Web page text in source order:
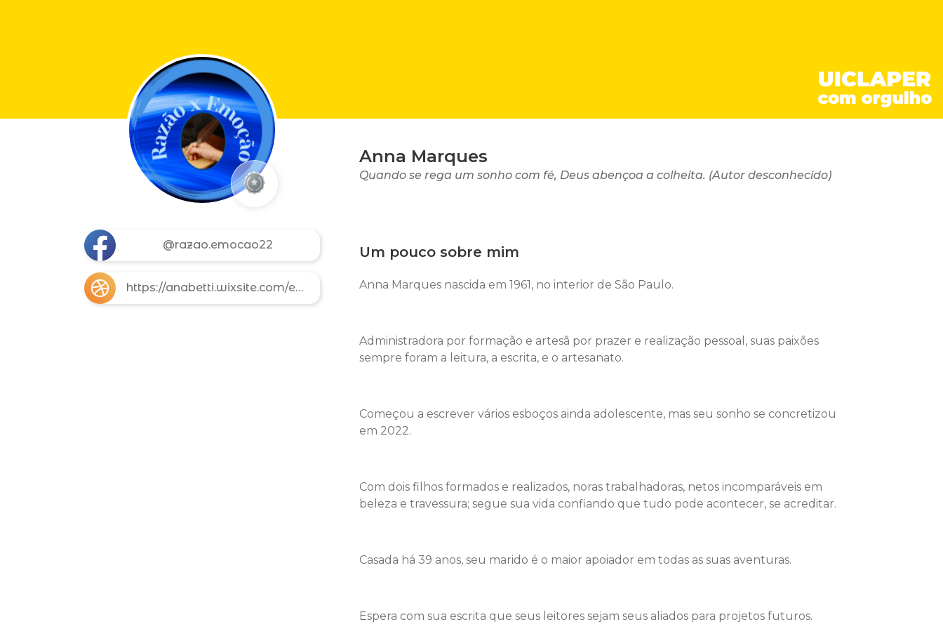
@razao.emocao22
https://anabetti.wixsite.com/escritora
Anna Marques
Quando se rega um sonho com fé, Deus abençoa a colheita. (Autor desconhecido)
Um pouco sobre mim
Anna Marques nascida em 1961, no interior de São Paulo.
Administradora por formação e artesã por prazer e realização pessoal, suas paixões
sempre foram a leitura, a escrita, e o artesanato.
Começou a escrever vários esboços ainda adolescente, mas seu sonho se concretizou
em 2022.
Com dois filhos formados e realizados, noras trabalhadoras, netos incomparáveis em
beleza e travessura; segue sua vida confiando que tudo pode acontecer, se acreditar.
Casada há 39 anos, seu marido é o maior apoiador em todas as suas aventuras.
Espera com sua escrita que seus leitores sejam seus aliados para projetos futuros.